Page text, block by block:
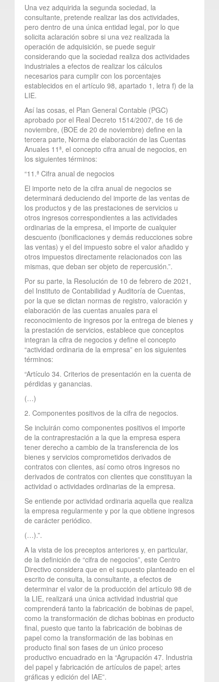
Una vez adquirida la segunda sociedad, la
consultante, pretende realizar las dos actividades,
pero dentro de una única entidad legal, por lo que
solicita aclaración sobre si una vez realizada la
operación de adquisición, se puede seguir
considerando que la sociedad realiza dos actividades
industriales a efectos de realizar los cálculos
necesarios para cumplir con los porcentajes
establecidos en el artículo 98, apartado 1, letra f) de la
LIE.
Así las cosas, el Plan General Contable (PGC)
aprobado por el Real Decreto 1514/2007, de 16 de
noviembre, (BOE de 20 de noviembre) define en la
tercera parte, Norma de elaboración de las Cuentas
Anuales 11ª, el concepto cifra anual de negocios, en
los siguientes términos:
“11.ª Cifra anual de negocios
El importe neto de la cifra anual de negocios se
determinará deduciendo del importe de las ventas de
los productos y de las prestaciones de servicios u
otros ingresos correspondientes a las actividades
ordinarias de la empresa, el importe de cualquier
descuento (bonificaciones y demás reducciones sobre
las ventas) y el del impuesto sobre el valor añadido y
otros impuestos directamente relacionados con las
mismas, que deban ser objeto de repercusión.”.
Por su parte, la Resolución de 10 de febrero de 2021,
del Instituto de Contabilidad y Auditoría de Cuentas,
por la que se dictan normas de registro, valoración y
elaboración de las cuentas anuales para el
reconocimiento de ingresos por la entrega de bienes y
la prestación de servicios, establece que conceptos
integran la cifra de negocios y define el concepto
“actividad ordinaria de la empresa” en los siguientes
términos:
“Artículo 34. Criterios de presentación en la cuenta de
pérdidas y ganancias.
(…)
2. Componentes positivos de la cifra de negocios.
Se incluirán como componentes positivos el importe
de la contraprestación a la que la empresa espera
tener derecho a cambio de la transferencia de los
bienes y servicios comprometidos derivados de
contratos con clientes, así como otros ingresos no
derivados de contratos con clientes que constituyan la
actividad o actividades ordinarias de la empresa.
Se entiende por actividad ordinaria aquella que realiza
la empresa regularmente y por la que obtiene ingresos
de carácter periódico.
(…).”.
A la vista de los preceptos anteriores y, en particular,
de la definición de “cifra de negocios”, este Centro
Directivo considera que en el supuesto planteado en el
escrito de consulta, la consultante, a efectos de
determinar el valor de la producción del artículo 98 de
la LIE, realizará una única actividad industrial que
comprenderá tanto la fabricación de bobinas de papel,
como la transformación de dichas bobinas en producto
final, puesto que tanto la fabricación de bobinas de
papel como la transformación de las bobinas en
producto final son fases de un único proceso
productivo encuadrado en la “Agrupación 47. Industria
del papel y fabricación de artículos de papel; artes
gráficas y edición del IAE”.